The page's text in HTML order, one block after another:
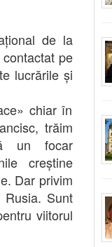
de la
pe
lucrările și
chiar în
trăim
un focar
creștine
Dar privim
Sunt
viitorul